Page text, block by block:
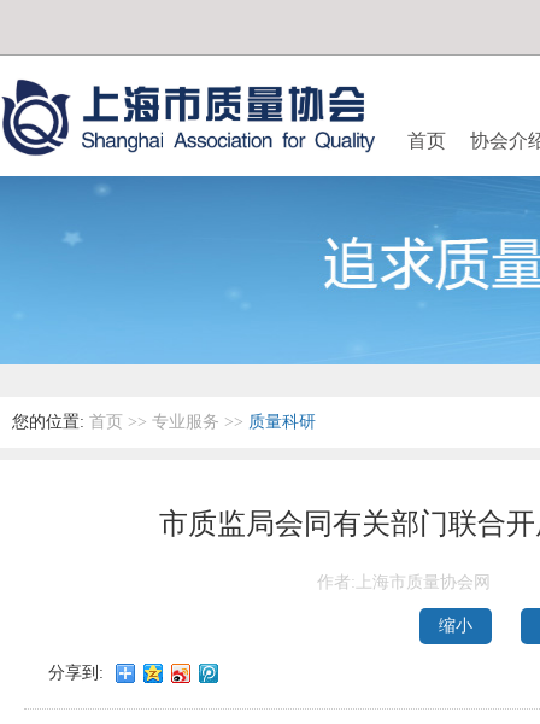
首页 协会介
您的位置: 首页 >> 专业服务 >> 质量科研
市质监局会同有关部门联合
作者:上海市质量协会网
缩小
分享到: